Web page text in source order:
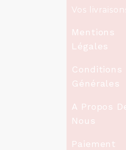
Vos
Mentions
Légales
Conditions
Générales
A Propos
Nous
Paiement